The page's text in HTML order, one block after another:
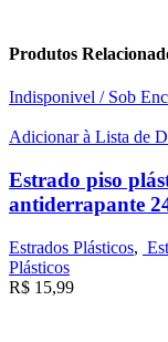
Produtos
Indisponivel / Sob
Adicionar à Lista de
Estrado piso
antiderrapante
Estrados Plásticos,
Plásticos
R$ 15,99